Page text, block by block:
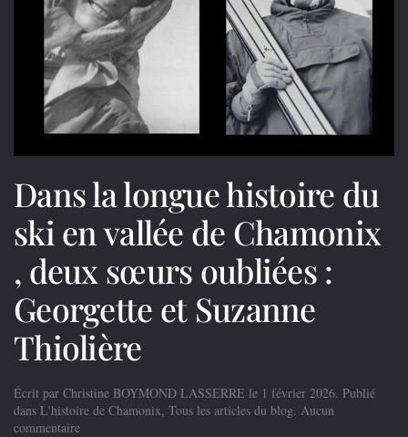
Dans la longue histoire du
ski en vallée de Chamonix
, deux sœurs oubliées :
Georgette et Suzanne
Thiolière
Écrit par Christine BOYMOND LASSERRE le 1 février 2026. Publié
dans L'histoire de Chamonix, Tous les articles du blog. Aucun
commentairesur